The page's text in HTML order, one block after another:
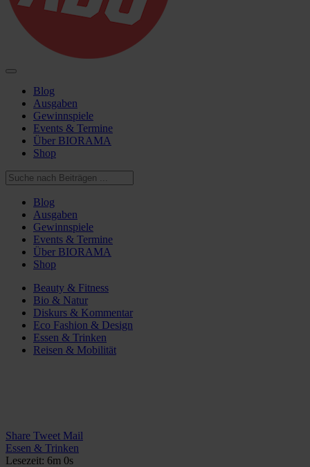
Blog
Ausgaben
Gewinnspiele
Events & Termine
Über BIORAMA
Shop
Blog
Ausgaben
Gewinnspiele
Events & Termine
Über BIORAMA
Shop
Beauty & Fitness
Bio & Natur
Diskurs & Kommentar
Eco Fashion & Design
Essen & Trinken
Reisen & Mobilität
Share Tweet Mail
Essen & Trinken
Lesezeit: 6m 0s